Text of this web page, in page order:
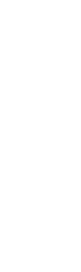
Famílias